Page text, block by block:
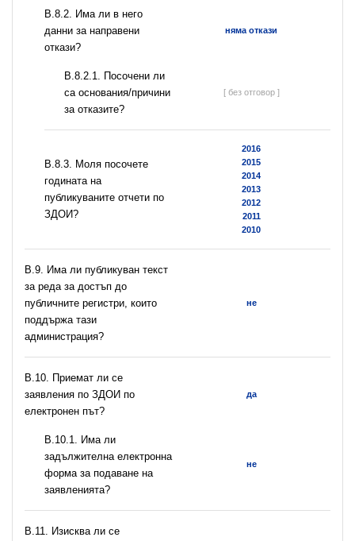
В.8.2. Има ли в него
данни за направени
откази?
няма откази
В.8.2.1. Посочени ли
са основания/причини
за отказите?
[ без отговор ]
В.8.3. Моля посочете
годината на
публикуваните отчети по
ЗДОИ?
2016
2015
2014
2013
2012
2011
2010
В.9. Има ли публикуван текст
за реда за достъп до
публичните регистри, които
поддържа тази
администрация?
не
В.10. Приемат ли се
заявления по ЗДОИ по
електронен път?
да
В.10.1. Има ли
задължителна електронна
форма за подаване на
заявленията?
не
В.11. Изисква ли се